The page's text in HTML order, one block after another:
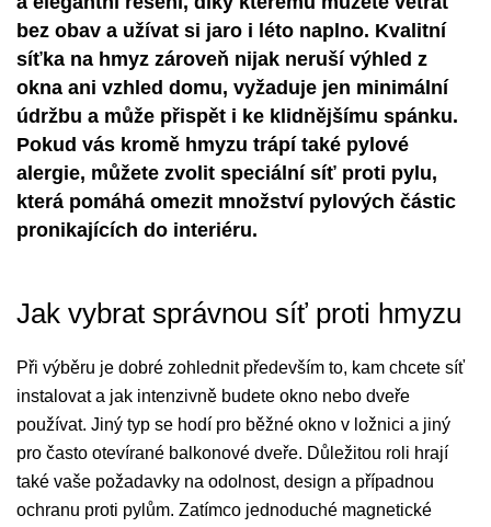
bez obav a užívat si jaro i léto naplno. Kvalitní
síťka na hmyz zároveň nijak neruší výhled z
okna ani vzhled domu, vyžaduje jen minimální
údržbu a může přispět i ke klidnějšímu spánku.
Pokud vás kromě hmyzu trápí také pylové
alergie, můžete zvolit speciální síť proti pylu,
která pomáhá omezit množství pylových částic
pronikajících do interiéru.
Jak vybrat správnou síť proti hmyzu
Při výběru je dobré zohlednit především to, kam chcete síť
instalovat a jak intenzivně budete okno nebo dveře
používat. Jiný typ se hodí pro běžné okno v ložnici a jiný
pro často otevírané balkonové dveře. Důležitou roli hrají
také vaše požadavky na odolnost, design a případnou
ochranu proti pylům. Zatímco jednoduché magnetické